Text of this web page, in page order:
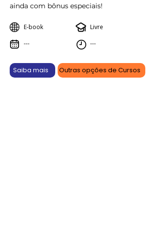
ainda com bônus especiais!
E-book
---
Livre
---
Saiba mais Outras opções de Cursos